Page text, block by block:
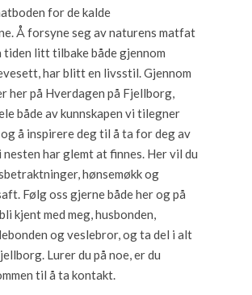
for de kalde
Å forsyne seg av naturens matfat
litt tilbake både gjennom
har blitt en livsstil. Gjennom
her på Hverdagen på Fjellborg,
både av kunnskapen vi tilegner
å inspirere deg til å ta for deg av
har glemt at finnes. Her vil du
hønsemøkk og
Følg oss gjerne både her og på
kjent med meg, husbonden,
og veslebror, og ta del i alt
Lurer du på noe, er du
til å ta kontakt.